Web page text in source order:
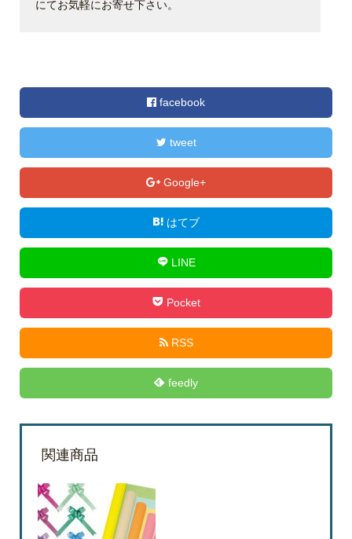
にてお気軽にお寄せ下さい。
facebook
tweet
Google+
はてブ
LINE
Pocket
RSS
feedly
関連商品